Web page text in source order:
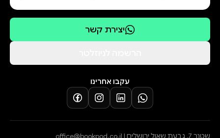
יצירת קשר
עקבו אחרינו
שטנר 7, גבעת שאול ירושלים | office@bookpod.co.il